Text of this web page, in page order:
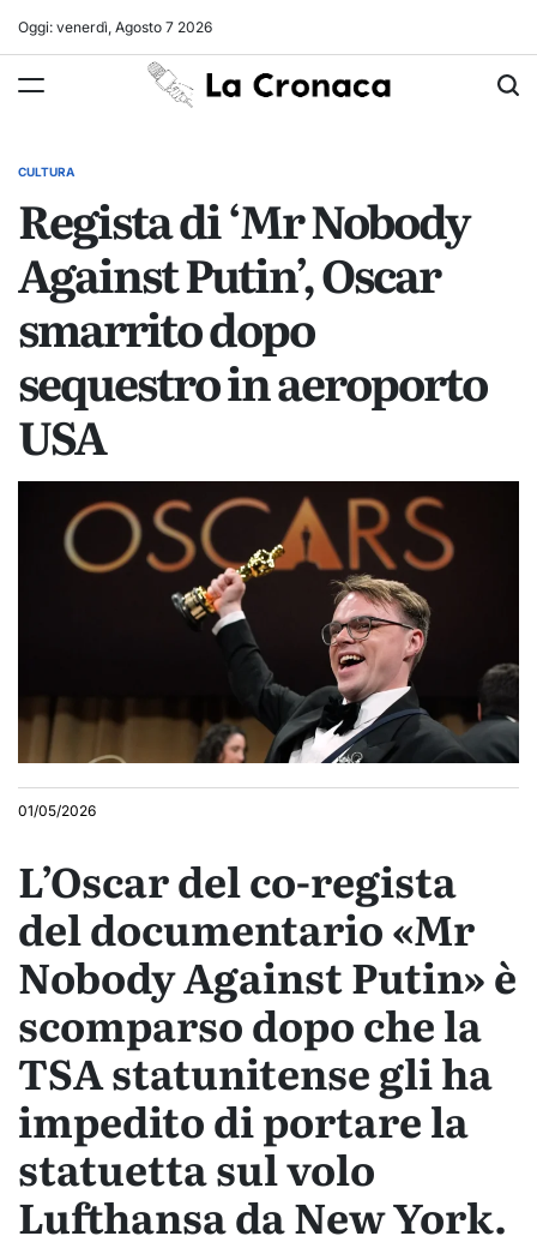
Oggi: venerdì, Agosto 7 2026
La
Cronaca
POSTED
CULTURA
Regista di ‘Mr Nobody
Against Putin’, Oscar
smarrito dopo
sequestro in aeroporto
USA
01/05/2026
L’Oscar del co-regista
del documentario «Mr
Nobody Against Putin» è
scomparso dopo che la
TSA statunitense gli ha
impedito di portare la
statuetta sul volo
Lufthansa da New York.